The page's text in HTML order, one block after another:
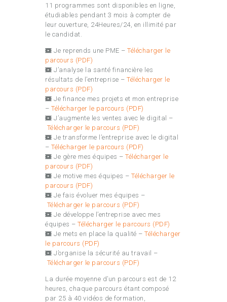
11 programmes sont disponibles en ligne,
étudiables pendant 3 mois à compter de
leur ouverture, 24Heures/24, en illimité par
le candidat.
Je reprends une PME – Télécharger le
parcours (PDF)
J’analyse la santé financière les
résultats de l’entreprise – Télécharger le
parcours (PDF)
Je finance mes projets et mon entreprise
– Télécharger le parcours (PDF)
J’augmente les ventes avec le digital –
Télécharger le parcours (PDF)
Je transforme l’entreprise avec le digital
– Télécharger le parcours (PDF)
Je gère mes équipes – Télécharger le
parcours (PDF)
Je motive mes équipes – Télécharger le
parcours (PDF)
Je fais évoluer mes équipes –
Télécharger le parcours (PDF)
Je développe l’entreprise avec mes
équipes – Télécharger le parcours (PDF)
Je mets en place la qualité – Télécharger
le parcours (PDF)
J’organise la sécurité au travail –
Télécharger le parcours (PDF)
La durée moyenne d’un parcours est de 12
heures, chaque parcours étant composé
par 25 à 40 vidéos de formation,